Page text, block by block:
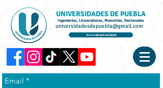
UNIVERSIDADES DE PUEBLA
Ingenierías, Licenciaturas, Maestrías, Doctorados
universidadesdepuebla@gmail.com
Aviso de privacidad